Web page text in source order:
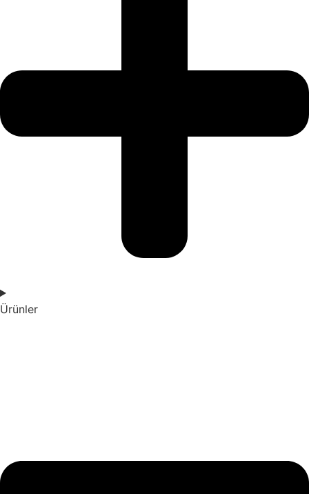
Ürünler